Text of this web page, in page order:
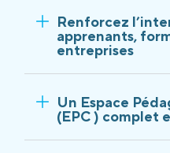
Renforcez
apprenants,
entreprises
Un Espace
(EPC ) complet